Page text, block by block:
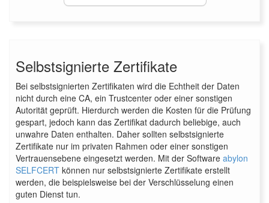
Selbstsignierte Zertifikate
Bei selbstsignierten Zertifikaten wird die Echtheit der Daten
nicht durch eine CA, ein Trustcenter oder einer sonstigen
Autorität geprüft. Hierdurch werden die Kosten für die Prüfung
gespart, jedoch kann das Zertifikat dadurch beliebige, auch
unwahre Daten enthalten. Daher sollten selbstsignierte
Zertifikate nur im privaten Rahmen oder einer sonstigen
Vertrauensebene eingesetzt werden. Mit der Software abylon
SELFCERT können nur selbstsignierte Zertifikate erstellt
werden, die beispielsweise bei der Verschlüsselung einen
guten Dienst tun.